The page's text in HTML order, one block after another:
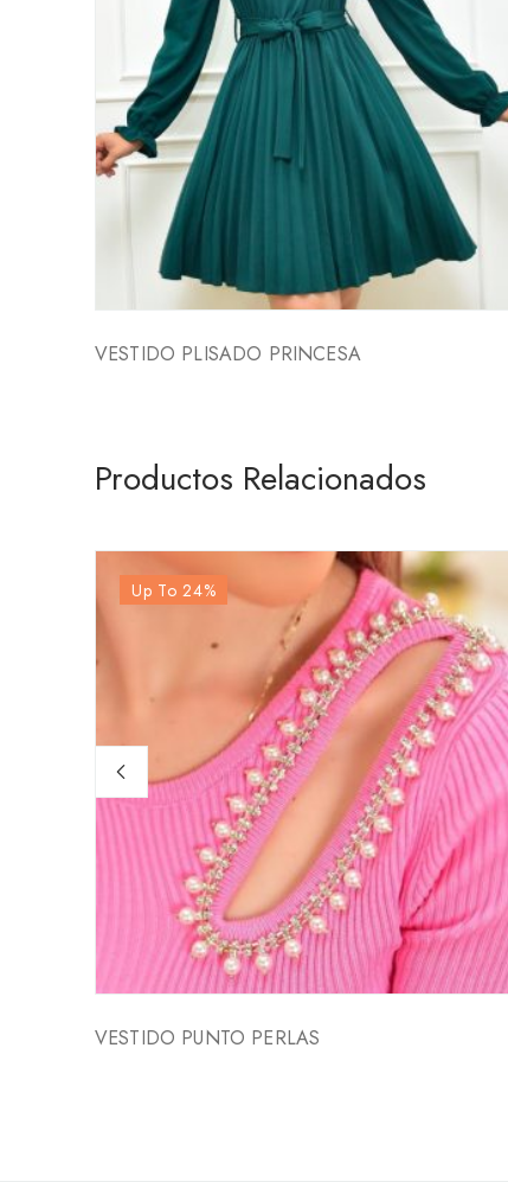
VESTIDO PLISADO PRINCESA
Productos Relacionados
Up To 24%
VESTIDO PUNTO PERLAS